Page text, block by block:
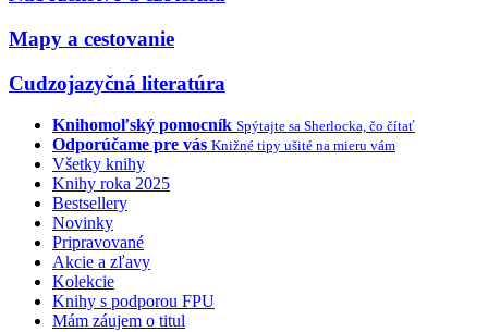
Mapy a cestovanie
Cudzojazyčná literatúra
Knihomoľský pomocník Spýtajte sa Sherlocka, čo čítať
Odporúčame pre vás Knižné tipy ušité na mieru vám
Všetky knihy
Knihy roka 2025
Bestsellery
Novinky
Pripravované
Akcie a zľavy
Kolekcie
Knihy s podporou FPU
Mám záujem o titul